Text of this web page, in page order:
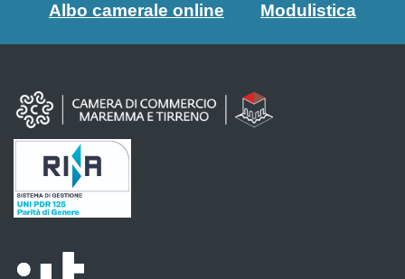
Albo camerale online Modulistica